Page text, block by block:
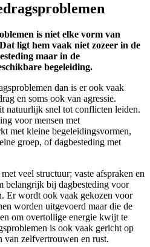
is niet elke vorm van
ligt hem vaak niet zozeer in de
maar in de
begeleiding.
dan is er ook vaak
en soms ook van agressie.
natuurlijk snel tot conflicten leiden.
voor mensen met
met kleine begeleidingsvormen,
groep, of dagbesteding met
veel structuur; vaste afspraken en
belangrijk bij dagbesteding voor
Er wordt ook vaak gekozen voor
worden uitgevoerd maar die de
om overtollige energie kwijt te
is ook vaak gericht op
van zelfvertrouwen en rust.